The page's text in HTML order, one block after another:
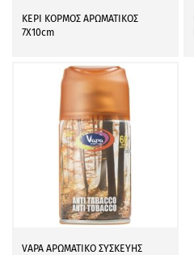
ΚΕΡΙ ΚΟΡΜΟΣ ΑΡΩΜΑΤΙΚΟΣ
7Χ10cm
VAPA ΑΡΩΜΑΤΙΚΟ ΣΥΣΚΕΥΗΣ